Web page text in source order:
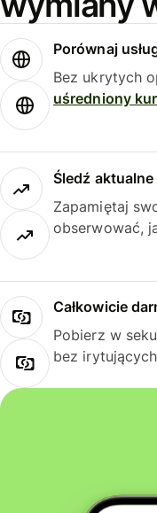
Porównaj
Bez ukrytych
uśredniony
Śledź
Zapamiętaj
obserwować,
Całkowicie
Pobierz w
bez